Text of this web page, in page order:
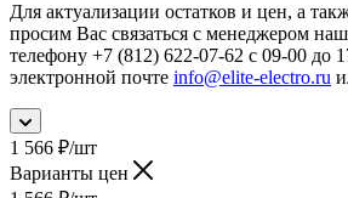
Для актуализации остатков и цен, а
просим Вас связаться с менеджером
телефону +7 (812) 622-07-62 с 09-00 до
электронной почте info@elite-electro.ru
1 566 ₽/шт
Варианты цен